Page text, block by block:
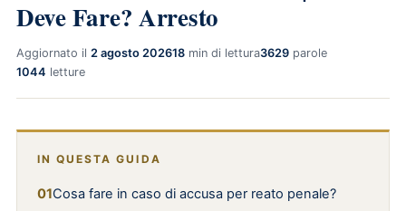
Deve Fare? Arresto
Aggiornato il 2 agosto 202618 min di lettura3629 parole
1044 letture
IN QUESTA GUIDA
Cosa fare in caso di accusa per reato penale?